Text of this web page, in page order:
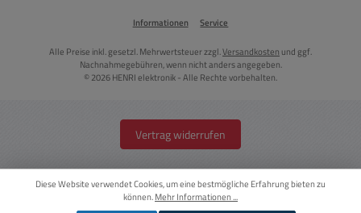
Informationen Service
Alle Preise inkl. gesetzl. Mehrwertsteuer zzgl.Versandkosten und ggf.
Nachnahmegebühren, wenn nicht anders angegeben.
© 2026 HENRI elektronik - Alle Rechte vorbehalten.
Vertrag widerrufen
Diese Website verwendet Cookies, um eine bestmögliche Erfahrung bieten zu
können.Mehr Informationen ...